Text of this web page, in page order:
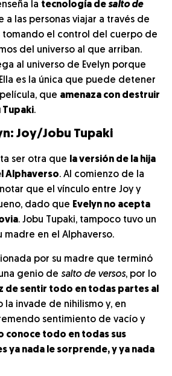
la tecnología desalto de
a las personas viajar a través de
tomando el control del cuerpo de
del universo al que arriban.
al universo de Evelyn porque
es la única que puede detener
que amenaza con destruir
Tupaki.
Joy/Jobu Tupaki
ser otra que
la versión de la hija
Alphaverso. Al comienzo de la
que el vínculo entre Joy y
dado que Evelyn no acepta
. Jobu Tupaki, tampoco tuvo un
madre en el Alphaverso.
por su madre que terminó
genio de salto de versos, por lo
de sentir todo en todas partes al
la invade de nihilismo y, en
sentimiento de vacío y
conoce todo en todas sus
ya nada le sorprende, y ya nada